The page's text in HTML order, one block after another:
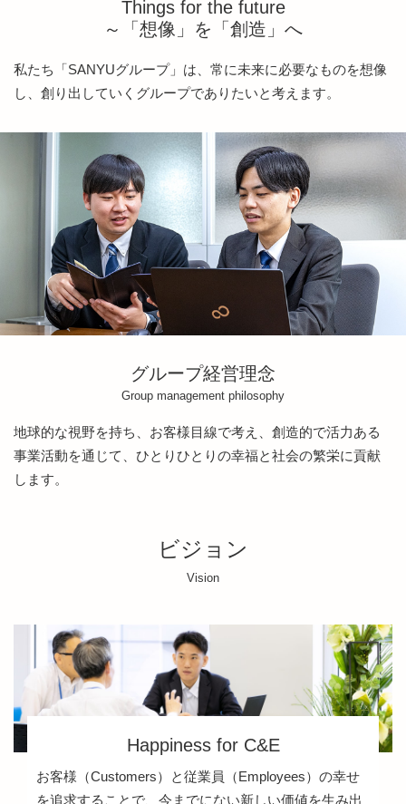
Things for the future
～「想像」を「創造」へ
私たち「SANYUグループ」は、常に未来に必要なものを想像
し、創り出していくグループでありたいと考えます。
グループ経営理念
Group management philosophy
地球的な視野を持ち、お客様目線で考え、創造的で活力ある
事業活動を通じて、ひとりひとりの幸福と社会の繁栄に貢献
します。
ビジョン
Vision
Happiness for C&E
お客様（Customers）と従業員（Employees）の幸せ
を追求することで、今までにない新しい価値を生み出